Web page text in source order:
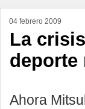
04 febrero 2009
La
deporte
Ahora